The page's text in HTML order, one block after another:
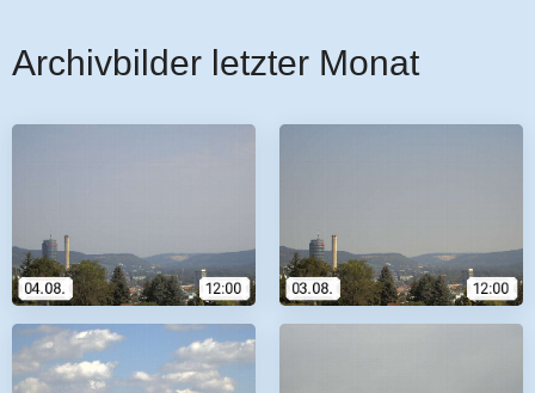
Archivbilder letzter Monat